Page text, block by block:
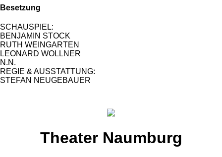
Besetzung
SCHAUSPIEL:
BENJAMIN STOCK
RUTH WEINGARTEN
LEONARD WOLLNER
N.N.
REGIE & AUSSTATTUNG:
STEFAN NEUGEBAUER
Theater Naumburg